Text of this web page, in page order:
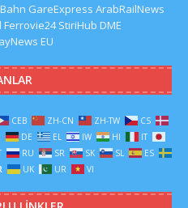
GareExpress ArabRailNews
Ferrovie24 StiriHub DME
EU
CEB ZH-CN ZH-TW
CS
DE EL IW HI
IT
RU SR SK SL
ES
UK UR VI